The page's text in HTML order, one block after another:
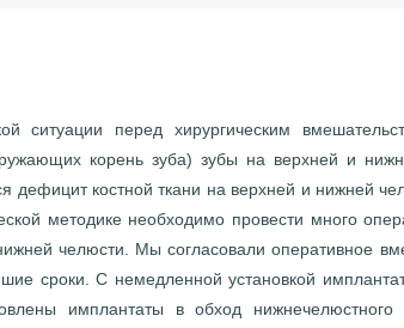
ситуации перед хирургическим
корень зуба) зубы на верхней и
дефицит костной ткани на верхней и нижней
методике необходимо провести много
челюсти. Мы согласовали оперативное
сроки. С немедленной установкой
имплантаты в обход